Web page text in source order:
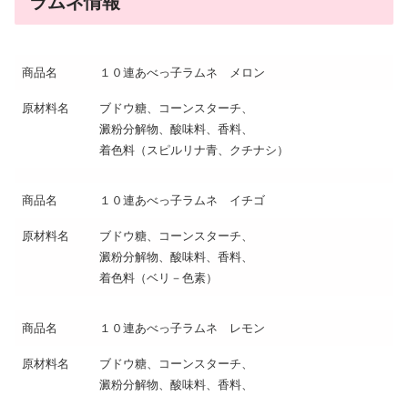
商品名 １０連あべっ子ラムネ メロン
原材料名
ブドウ糖、コーンスターチ、
澱粉分解物、酸味料、香料、
着色料（スピルリナ青、クチナシ）
商品名 １０連あべっ子ラムネ イチゴ
原材料名
ブドウ糖、コーンスターチ、
澱粉分解物、酸味料、香料、
着色料（ベリ－色素）
商品名 １０連あべっ子ラムネ レモン
原材料名
ブドウ糖、コーンスターチ、
澱粉分解物、酸味料、香料、